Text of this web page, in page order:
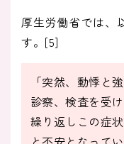
厚生労働省では、
す。[5]
「突然、動悸と
診察、検査を受
繰り返しこの症